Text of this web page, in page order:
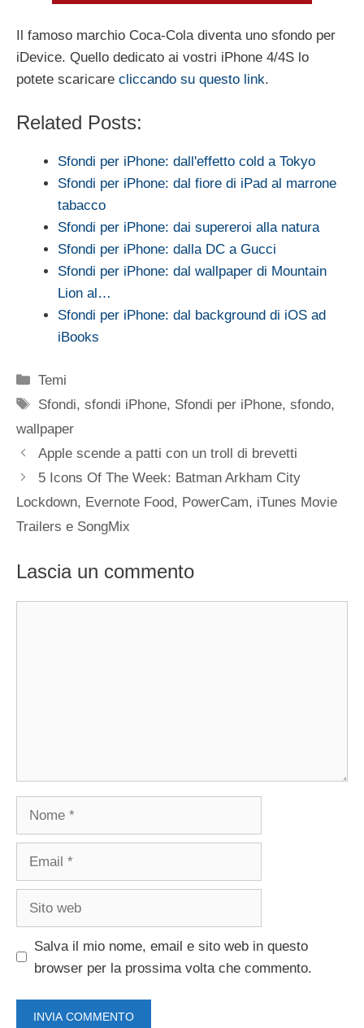
Il famoso marchio Coca-Cola diventa uno sfondo per
iDevice. Quello dedicato ai vostri iPhone 4/4S lo
potete scaricare cliccando su questo link.
Related Posts:
Sfondi per iPhone: dall'effetto cold a Tokyo
Sfondi per iPhone: dal fiore di iPad al marrone
tabacco
Sfondi per iPhone: dai supereroi alla natura
Sfondi per iPhone: dalla DC a Gucci
Sfondi per iPhone: dal wallpaper di Mountain
Lion al…
Sfondi per iPhone: dal background di iOS ad
iBooks
Categorie
Temi
Tag
Sfondi,sfondi iPhone, Sfondi per iPhone,sfondo,
wallpaper
Apple scende a patti con un troll di brevetti
5 Icons Of The Week: Batman Arkham City
Lockdown, Evernote Food, PowerCam, iTunes Movie
Trailers e SongMix
Lascia un commento
Salva il mio nome, email e sito web in questo
browser per la prossima volta che commento.